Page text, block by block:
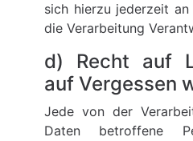
sich hierzu jederzeit
die Verarbeitung
d) Recht auf
auf Vergessen
Jede von der
Daten betroffene